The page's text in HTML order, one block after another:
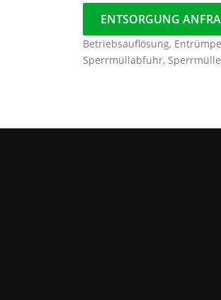
ENTSORGUNG
Betriebsauflösung,
Sperrmüllabfuhr,